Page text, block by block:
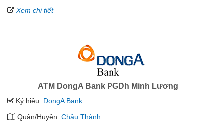
Xem chi tiết
ATM DongA Bank PGDh Minh Lương
Ký hiệu: DongA Bank
Quận/Huyện: Châu Thành